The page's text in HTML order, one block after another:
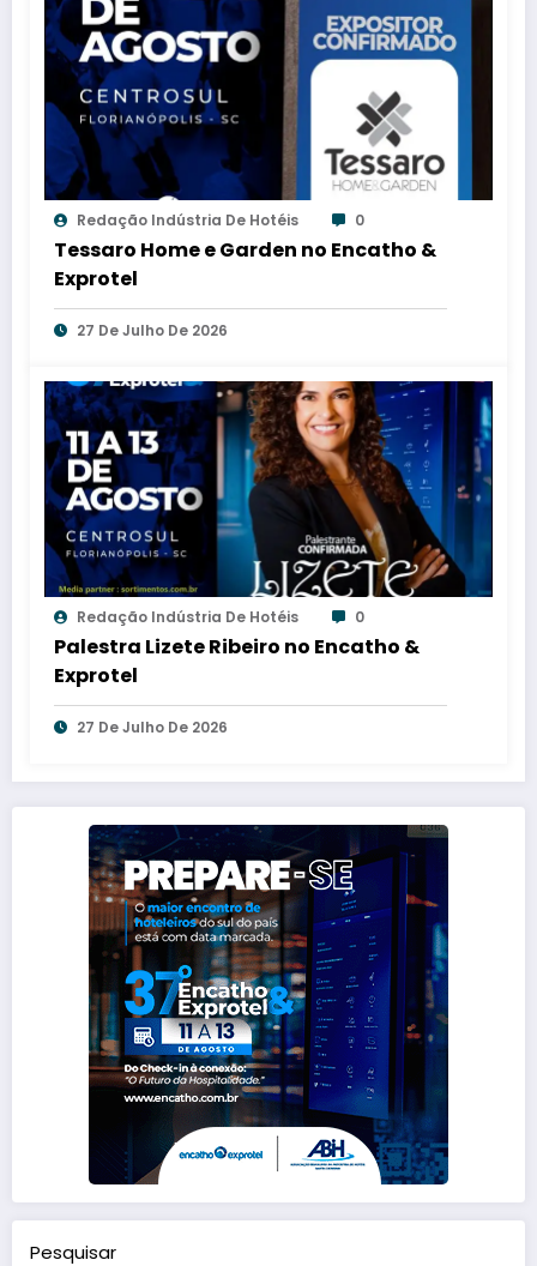
Redação Indústria De Hotéis 0
Tessaro Home e Garden no Encatho &
Exprotel
27 De Julho De 2026
Redação Indústria De Hotéis 0
Palestra Lizete Ribeiro no Encatho &
Exprotel
27 De Julho De 2026
Pesquisar